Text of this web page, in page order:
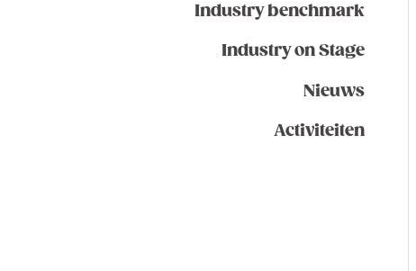
Industry benchmark
Industry on Stage
Nieuws
Activiteiten